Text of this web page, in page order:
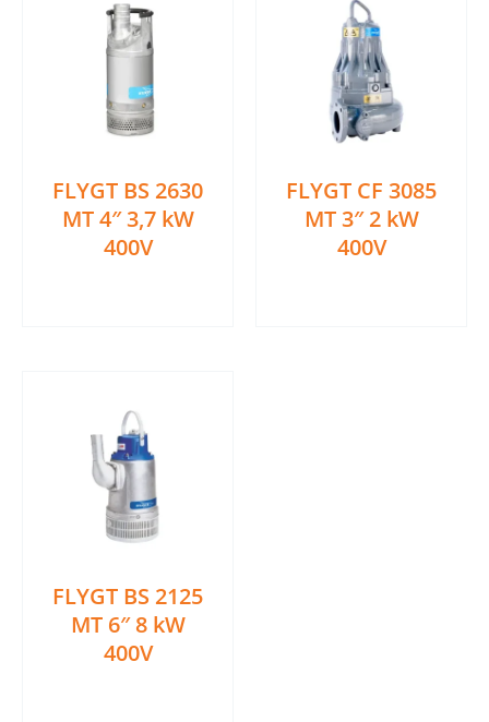
FLYGT BS 2630
MT 4″ 3,7 kW
400V
FLYGT CF 3085
MT 3″ 2 kW
400V
FLYGT BS 2125
MT 6″ 8 kW
400V